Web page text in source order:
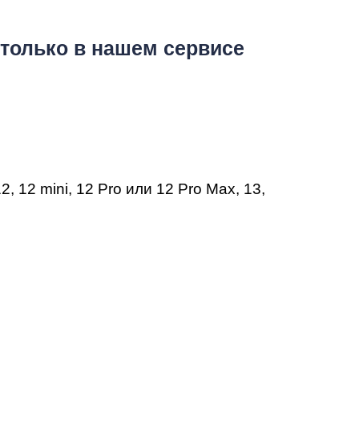
в нашем сервисе
, 12 mini, 12 Pro или 12 Pro Max, 13,